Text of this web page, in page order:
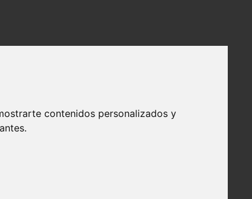
contenidos personalizados y